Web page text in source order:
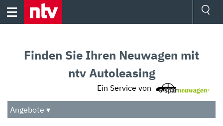
Skip
Audio
Das Beste
Finden Sie Ihren Neuwagen mit
ntv Autoleasing
Ein Service von
Angebote ▾